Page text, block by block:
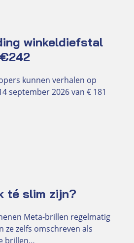
uit 2024
uit 2025
uit 2026
winkeldiefstal
kunnen verhalen op
september 2026 van € 181
té slim zijn?
Meta-brillen regelmatig
ze zelfs omschreven als
brillen…